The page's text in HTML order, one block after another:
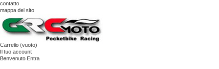
contatto
mappa del sito
Carrello (vuoto)
Il tuo account
Benvenuto Entra